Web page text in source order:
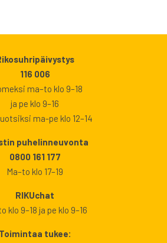
116 006
ma–to klo 9–18
ja pe klo 9–16
ma-pe klo 12–14
puhelinneuvonta
0800 161 177
Ma–to klo 17–19
RIKUchat
klo 9–18 ja pe klo 9–16
Toimintaa tukee: